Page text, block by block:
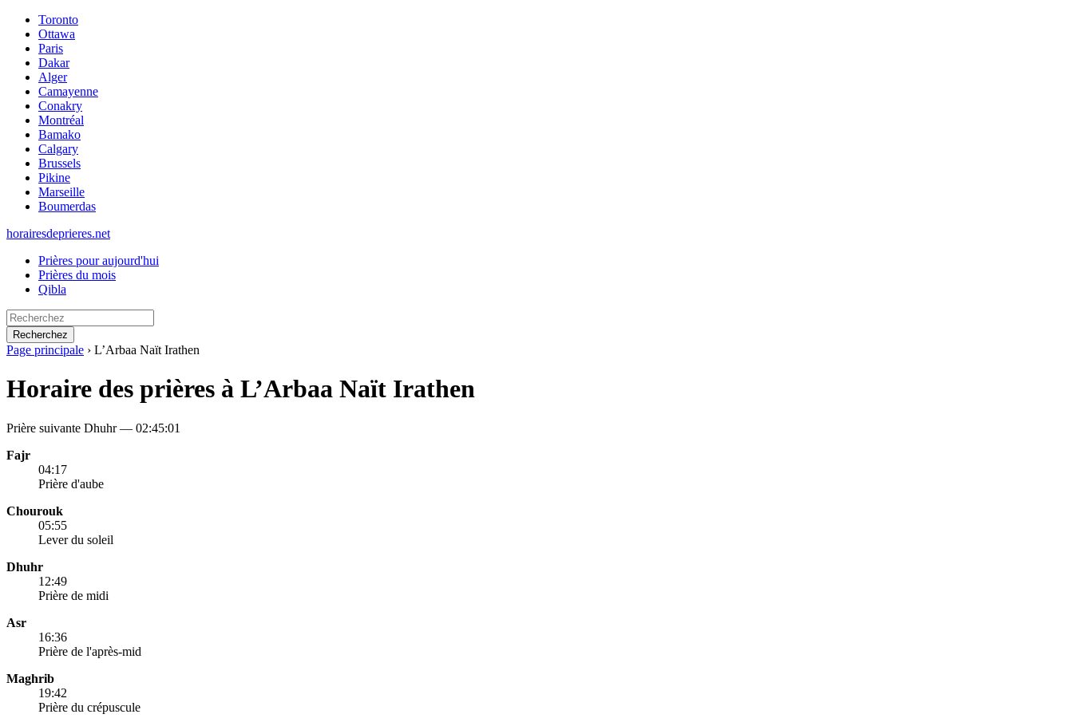
Toronto
Ottawa
Paris
Dakar
Alger
Camayenne
Conakry
Montréal
Bamako
Calgary
Brussels
Pikine
Marseille
Boumerdas
horairesdeprieres.net
Prières pour aujourd'hui
Prières du mois
Qibla
Recherchez
Page principale › L’Arbaa Naït Irathen
Horaire des prières à L’Arbaa Naït Irathen
Prière suivante Dhuhr — 02:45:01
Fajr
04:17
Prière d'aube
Chourouk
05:55
Lever du soleil
Dhuhr
12:49
Prière de midi
Asr
16:36
Prière de l'après-mid
Maghrib
19:42
Prière du crépuscule